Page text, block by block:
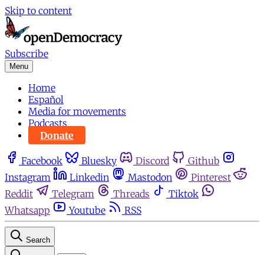
Skip to content
Subscribe
Menu
Home
Español
Media for movements
Podcasts
Donate
Facebook Bluesky Discord
Github
Instagram
Linkedin Mastodon
Pinterest
Reddit
Telegram Threads
Tiktok
Whatsapp
Youtube RSS
Search